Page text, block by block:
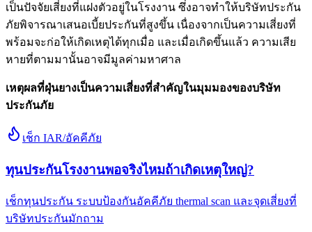
เป็นปัจจัยเสี่ยงที่แฝงตัวอยู่ในโรงงาน ซึ่งอาจทำให้บริษัทประกัน
ภัยพิจารณาเสนอเบี้ยประกันที่สูงขึ้น เนื่องจากเป็นความเสี่ยงที่
พร้อมจะก่อให้เกิดเหตุได้ทุกเมื่อ และเมื่อเกิดขึ้นแล้ว ความเสีย
หายที่ตามมานั้นอาจมีมูลค่ามหาศาล
เหตุผลที่ฝุ่นยางเป็นความเสี่ยงที่สำคัญในมุมมองของบริษัท
ประกันภัย
เช็ก IAR/อัคคีภัย
ทุนประกันโรงงานพอจริงไหมถ้าเกิดเหตุใหญ่?
เช็กทุนประกัน ระบบป้องกันอัคคีภัย thermal scan และจุดเสี่ยงที่
บริษัทประกันมักถาม